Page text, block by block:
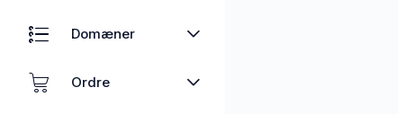
Domæner
Ordre